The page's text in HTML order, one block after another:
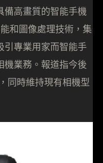
備高畫質的智能手機
和圖像處理技術，集
引專業用家而智能手
機業務。報道指今後
同時維持現有相機型